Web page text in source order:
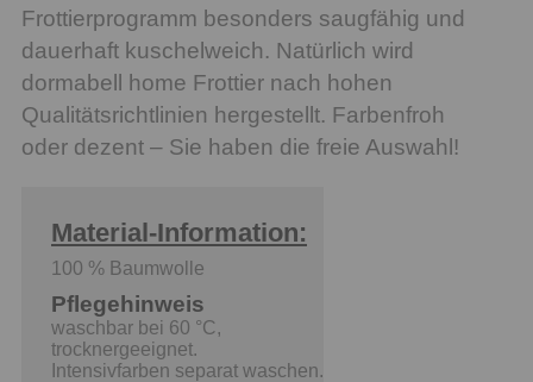
Frottierprogramm besonders saugfähig und
dauerhaft kuschelweich. Natürlich wird
dormabell home Frottier nach hohen
Qualitätsrichtlinien hergestellt. Farbenfroh
oder dezent – Sie haben die freie Auswahl!
Material-Information:
100 % Baumwolle
Pflegehinweis
waschbar bei 60 °C,
trocknergeeignet.
Intensivfarben separat waschen.